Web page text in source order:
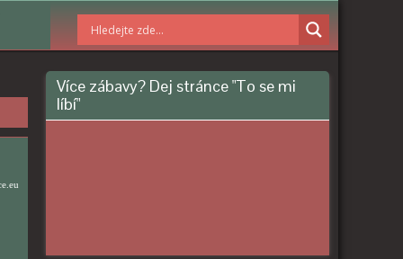
Více zábavy? Dej stránce "To se mi
líbí"